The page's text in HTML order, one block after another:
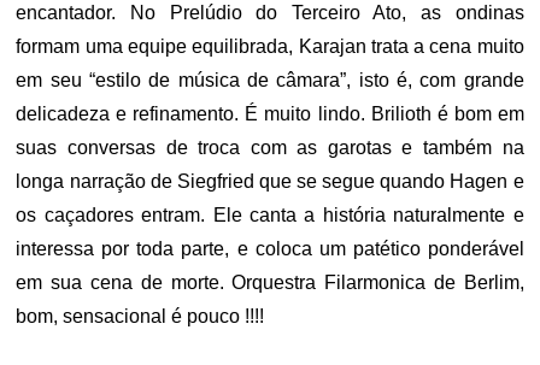
encantador. No Prelúdio do Terceiro Ato, as ondinas
formam uma equipe equilibrada, Karajan trata a cena muito
em seu “estilo de música de câmara”, isto é, com grande
delicadeza e refinamento. É muito lindo. Brilioth é bom em
suas conversas de troca com as garotas e também na
longa narração de Siegfried que se segue quando Hagen e
os caçadores entram. Ele canta a história naturalmente e
interessa por toda parte, e coloca um patético ponderável
em sua cena de morte. Orquestra Filarmonica de Berlim,
bom, sensacional é pouco !!!!